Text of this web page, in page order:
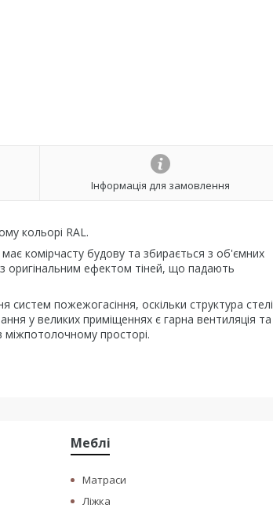
Інформація для замовлення
кольорі RAL.
комірчасту будову та збирається з об'ємних
з оригінальним ефектом тіней, що падають
пожежогасіння, оскільки структура стелі
у великих приміщеннях є гарна вентиляція та
міжпотолочному просторі.
Меблі
Матраси
Ліжка